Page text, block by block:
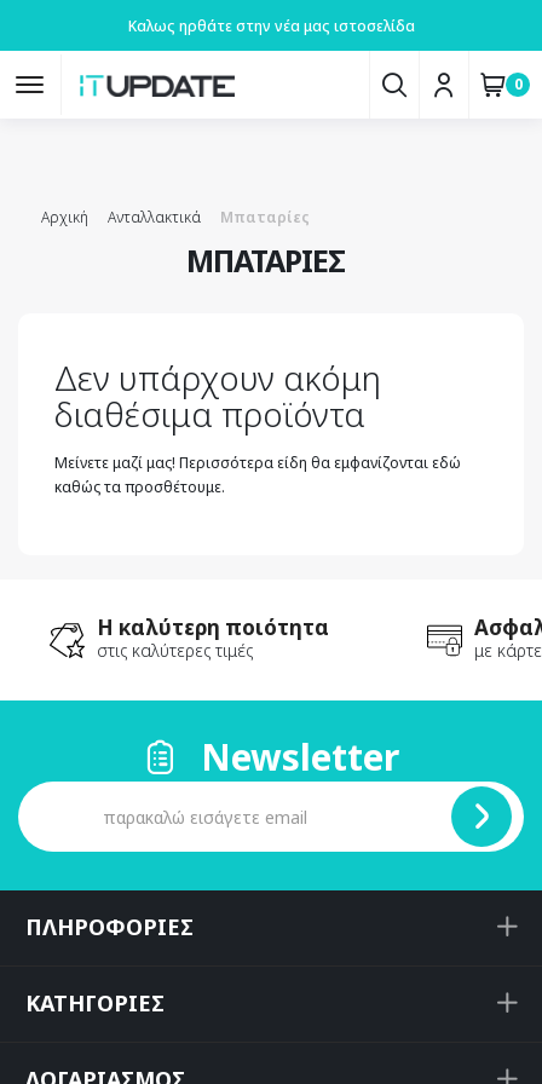
Καλως ηρθάτε στην νέα μας ιστοσελίδα
0
Αρχική Ανταλλακτικά Μπαταρίες
ΜΠΑΤΑΡΊΕΣ
Δεν υπάρχουν ακόμη
διαθέσιμα προϊόντα
Μείνετε μαζί μας! Περισσότερα είδη θα εμφανίζονται εδώ
καθώς τα προσθέτουμε.
Η καλύτερη ποιότητα
στις καλύτερες τιμές με
Newsletter
ΠΛΗΡΟΦΟΡΙΕΣ
ΚΑΤΗΓΟΡΙΕΣ